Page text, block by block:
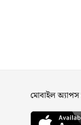
মোবাইল